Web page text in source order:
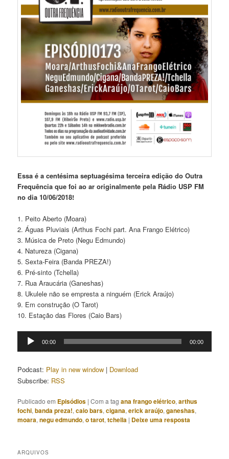
Essa é a centésima septuagésima terceira edição do Outra
Frequência que foi ao ar originalmente pela Rádio USP FM
no dia 10/06/2018!
1. Peito Aberto (Moara)
2. Águas Pluviais (Arthus Fochi part. Ana Frango Elétrico)
3. Música de Preto (Negu Edmundo)
4. Natureza (Cigana)
5. Sexta-Feira (Banda PREZA!)
6. Pré-sinto (Tchella)
7. Rua Araucária (Ganeshas)
8. Ukulele não se empresta a ninguém (Erick Araújo)
9. Em construção (O Tarot)
10. Estação das Flores (Caio Bars)
Tocador
00:00 00:00
Podcast: Play in new window | Download
Subscribe: RSS
Publicado em Episódios |Com a tagana frango elétrico,arthus
fochi,banda preza!,caio bars,cigana,erick araújo,ganeshas,
moara,negu edmundo,o tarot,tchella | Deixe uma resposta
ARQUIVOS